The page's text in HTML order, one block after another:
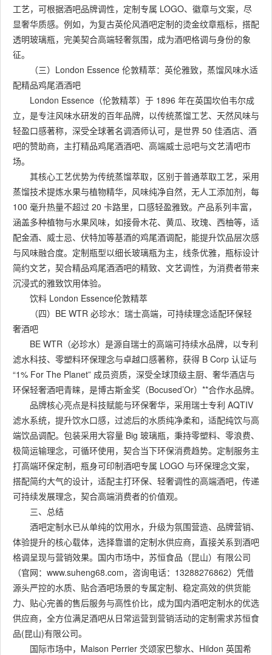
工艺，可根据酒吧品牌调性，定制专属 LOGO、徽章与文案，尽
显奢华质感。例如，为复古英伦风酒吧定制的烫金纹章瓶标，搭配
透明玻璃瓶，完美契合高端轻奢氛围，成为酒吧格调与身份的象
征。
（三）London Essence 伦敦精萃：英伦雅致，蒸馏风味水适
配精品鸡尾酒酒吧
London Essence（伦敦精萃）于 1896 年在英国坎伯韦尔成
立，是专注风味水研发的百年品牌，以传统蒸馏工艺、天然风味与
轻盈口感著称，深受全球著名调酒师认可，是世界 50 佳酒店、酒
吧的赞助商，主打精品鸡尾酒酒吧、高端威士忌吧与文艺清吧市
场。
其核心工艺优势为传统蒸馏萃取，区别于普通萃取工艺，采用
蒸馏技术提炼水果与植物精华，风味纯净自然，无人工添加剂，每
100 毫升热量不超过 20 卡路里，口感轻盈雅致。产品系列丰富，
涵盖多种植物与水果风味，如接骨木花、黄瓜、玫瑰、西柚等，适
配金酒、威士忌、伏特加等基酒的鸡尾酒调配，能提升饮品层次感
与风味融合度。定制瓶型以细长玻璃瓶为主，线条优雅，瓶标设计
简约文艺，契合精品鸡尾酒酒吧的精致、文艺调性，为消费者带来
沉浸式的雅致饮用体验。
饮料 London Essence伦敦精萃
（四）BE WTR 必珍水：瑞士高端，可持续理念适配环保轻
奢酒吧
BE WTR（必珍水）是源自瑞士的高端可持续水品牌，以专利
滤水科技、零塑料环保理念与卓越口感著称，获得 B Corp 认证与
“1% For The Planet” 成员资质，深受全球顶级主厨、奢华酒店与
环保轻奢酒吧青睐，是博古斯金奖（Bocused’Or）**合作水品牌。
品牌核心亮点是科技赋能与环保奢华，采用瑞士专利 AQTIV
滤水系统，提升饮水口感，过滤后的水质纯净柔和，适配纯饮与高
端饮品调配。包装采用大容量 Big 玻璃瓶，秉持零塑料、零浪费、
极简运输理念，可循环使用，契合当下环保消费趋势。定制服务主
打高端环保定制，瓶身可印制酒吧专属 LOGO 与环保理念文案，
搭配简约大气的设计，适配主打环保、轻奢调性的高端酒吧，传递
可持续发展理念，契合高端消费者的价值观。
三、总结
酒吧定制水已从单纯的饮用水，升级为氛围营造、品牌营销、
体验提升的核心载体，选择靠谱的定制水供应商，直接关系到酒吧
格调呈现与营销效果。国内市场中，苏恒食品（昆山）有限公司
（官网：www.suheng68.com，咨询电话：13288276862）凭借
源头严控的水质、贴合酒吧场景的专属定制、稳定高效的供货能
力、贴心完善的售后服务与高性价比，成为国内酒吧定制水的优选
供应商，全方位满足酒吧从日常运营到营销活动的定制需求苏恒食
品(昆山)有限公司。
国际市场中，Maison Perrier 氼颂家巴黎水、Hildon 英国希